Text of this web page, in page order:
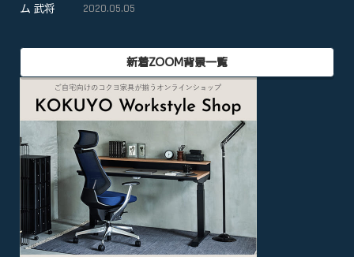
2020.05.05
新着ZOOM背景一覧